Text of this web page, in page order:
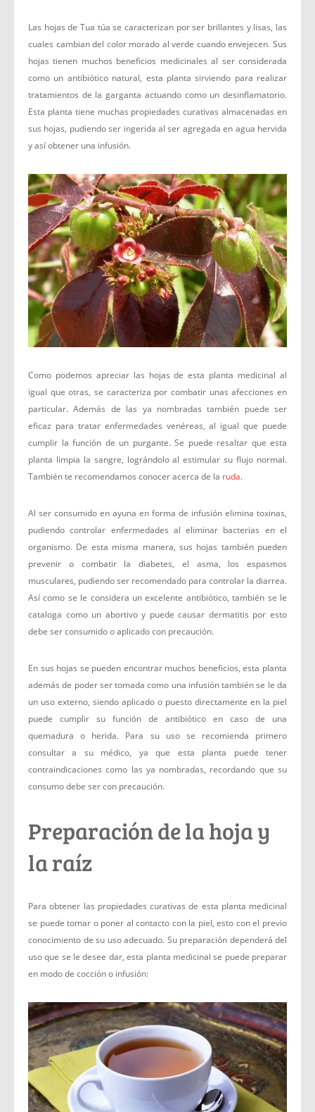
Las hojas de Tua túa se caracterizan por ser brillantes y lisas, las
cuales cambian del color morado al verde cuando envejecen. Sus
hojas tienen muchos beneficios medicinales al ser considerada
como un antibiótico natural, esta planta sirviendo para realizar
tratamientos de la garganta actuando como un desinflamatorio.
Esta planta tiene muchas propiedades curativas almacenadas en
sus hojas, pudiendo ser ingerida al ser agregada en agua hervida
y así obtener una infusión.
Como podemos apreciar las hojas de esta planta medicinal al
igual que otras, se caracteriza por combatir unas afecciones en
particular. Además de las ya nombradas también puede ser
eficaz para tratar enfermedades venéreas, al igual que puede
cumplir la función de un purgante. Se puede resaltar que esta
planta limpia la sangre, lográndolo al estimular su flujo normal.
También te recomendamos conocer acerca de la ruda.
Al ser consumido en ayuna en forma de infusión elimina toxinas,
pudiendo controlar enfermedades al eliminar bacterias en el
organismo. De esta misma manera, sus hojas también pueden
prevenir o combatir la diabetes, el asma, los espasmos
musculares, pudiendo ser recomendado para controlar la diarrea.
Así como se le considera un excelente antibiótico, también se le
cataloga como un abortivo y puede causar dermatitis por esto
debe ser consumido o aplicado con precaución.
En sus hojas se pueden encontrar muchos beneficios, esta planta
además de poder ser tomada como una infusión también se le da
un uso externo, siendo aplicado o puesto directamente en la piel
puede cumplir su función de antibiótico en caso de una
quemadura o herida. Para su uso se recomienda primero
consultar a su médico, ya que esta planta puede tener
contraindicaciones como las ya nombradas, recordando que su
consumo debe ser con precaución.
Preparación de la hoja y
la raíz
Para obtener las propiedades curativas de esta planta medicinal
se puede tomar o poner al contacto con la piel, esto con el previo
conocimiento de su uso adecuado. Su preparación dependerá del
uso que se le desee dar, esta planta medicinal se puede preparar
en modo de cocción o infusión: